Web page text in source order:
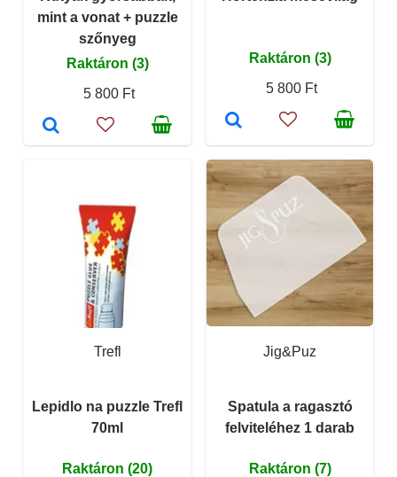
mint a vonat + puzzle
szőnyeg
Raktáron (3)
5 800 Ft
Raktáron (3)
5 800 Ft
Trefl
Lepidlo na puzzle Trefl
70ml
Raktáron (20)
Jig&Puz
Spatula a ragasztó
felviteléhez 1 darab
Raktáron (7)